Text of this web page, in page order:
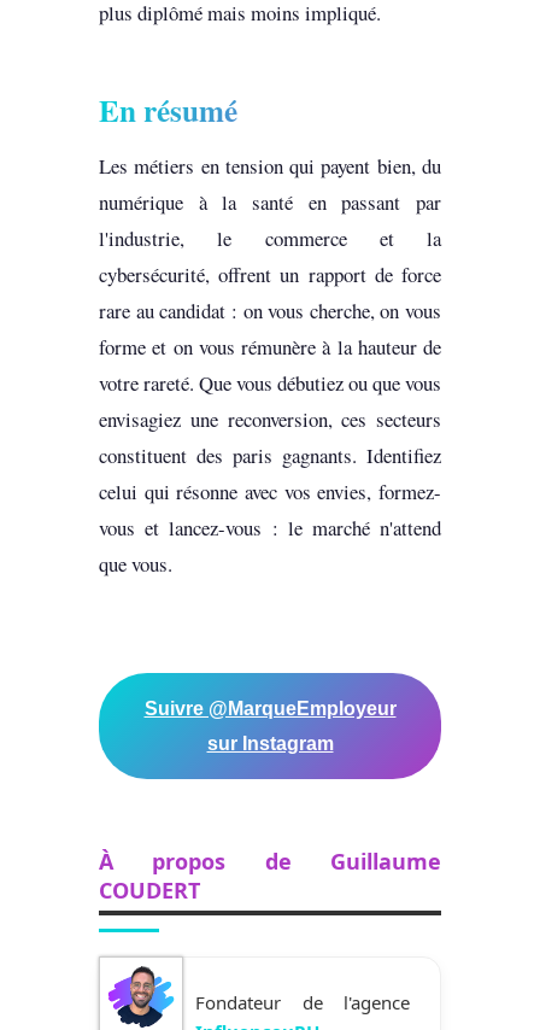
plus diplômé mais moins impliqué.
En résumé
Les métiers en tension qui payent bien, du
numérique à la santé en passant par
l'industrie, le commerce et la
cybersécurité, offrent un rapport de force
rare au candidat : on vous cherche, on vous
forme et on vous rémunère à la hauteur de
votre rareté. Que vous débutiez ou que vous
envisagiez une reconversion, ces secteurs
constituent des paris gagnants. Identifiez
celui qui résonne avec vos envies, formez-
vous et lancez-vous : le marché n'attend
que vous.
Suivre @MarqueEmployeur
sur Instagram
À propos de Guillaume
COUDERT
Fondateur de l'agence